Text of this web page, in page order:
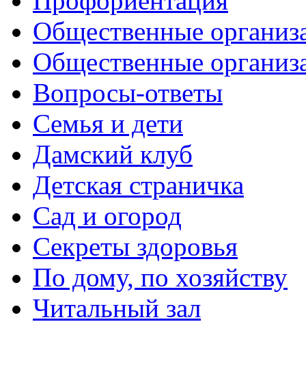
Общественные
Общественные
Вопросы-ответы
Семья и дети
Дамский клуб
Детская страничка
Сад и огород
Секреты здоровья
По дому, по хозяйству
Читальный зал